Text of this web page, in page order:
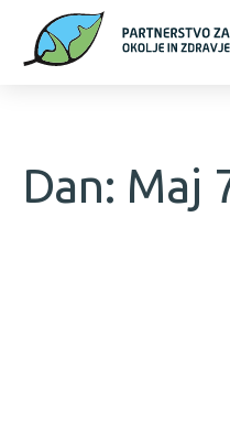
Dan: Maj